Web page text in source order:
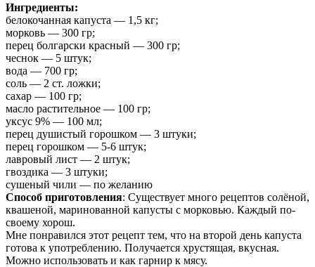
Ингредиенты:
белокочанная капуста — 1,5 кг;
морковь — 300 гр;
перец болгарски красный — 300 гр;
чеснок — 5 штук;
вода — 700 гр;
соль — 2 ст. ложки;
сахар — 100 гр;
масло растительное — 100 гр;
уксус 9% — 100 мл;
перец душистый горошком — 3 штуки;
перец горошком — 5-6 штук;
лавровый лист — 2 штук;
гвоздика — 3 штуки;
сушеный чили — по желанию
Способ приготовления: Существует много рецептов солёной,
квашеной, маринованной капусты с морковью. Каждый по-
своему хорош.
Мне понравился этот рецепт тем, что на второй день капуста
готова к употреблению. Получается хрустящая, вкусная.
Можно использовать и как гарнир к мясу.